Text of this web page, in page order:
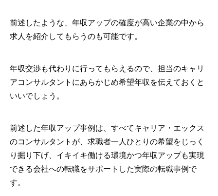
前述したような、年収アップの確度が高い企業の中から
求人を紹介してもらうのも可能です。
年収交渉も代わりに行ってもらえるので、担当のキャリ
アコンサルタントにあらかじめ希望年収を伝えておくと
いいでしょう。
前述した年収アップ事例は、すべてキャリア・エックス
のコンサルタントが、求職者一人ひとりの希望をじっく
り掘り下げ、イキイキ働ける環境かつ年収アップも実現
できる会社への転職をサポートした実際の転職事例で
す。